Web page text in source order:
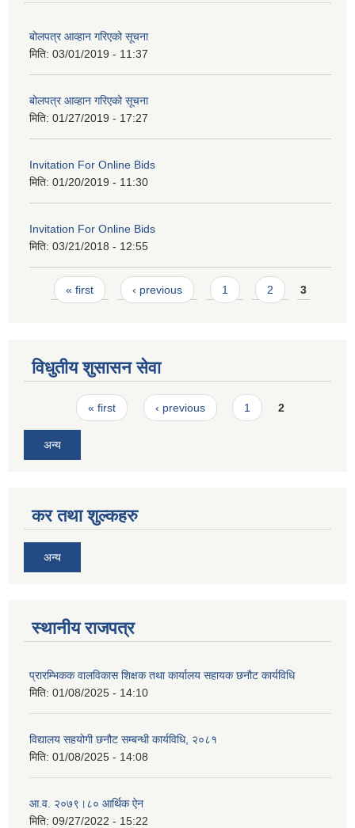
बोलपत्र आव्हान गरिएको सूचना
मिति: 03/01/2019 - 11:37
बोलपत्र आव्हान गरिएको सूचना
मिति: 01/27/2019 - 17:27
Invitation For Online Bids
मिति: 01/20/2019 - 11:30
Invitation For Online Bids
मिति: 03/21/2018 - 12:55
Pages
« first ‹ previous 1 2 3
विधुतीय शुसासन सेवा
Pages« first ‹ previous 1 2
अन्य
कर तथा शुल्कहरु
अन्य
स्थानीय राजपत्र
प्रारम्भिकक वालविकास शिक्षक तथा कार्यालय सहायक छनौट कार्यविधि
मिति: 01/08/2025 - 14:10
विद्यालय सहयोगी छनौट सम्बन्धी कार्यविधि, २०८१
मिति: 01/08/2025 - 14:08
आ.व. २०७९।८० आर्थिक ऐन
मिति: 09/27/2022 - 15:22